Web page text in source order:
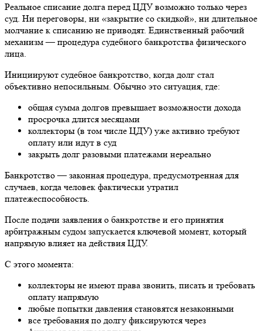
Реальное списание долга перед ЦДУ возможно только через
суд. Ни переговоры, ни «закрытие со скидкой», ни длительное
молчание к списанию не приводят. Единственный рабочий
механизм — процедура судебного банкротства физического
лица.
Инициируют судебное банкротство, когда долг стал
объективно непосильным. Обычно это ситуация, где:
общая сумма долгов превышает возможности дохода
просрочка длится месяцами
коллекторы (в том числе ЦДУ) уже активно требуют
оплату или идут в суд
закрыть долг разовыми платежами нереально
Банкротство — законная процедура, предусмотренная для
случаев, когда человек фактически утратил
платежеспособность.
После подачи заявления о банкротстве и его принятия
арбитражным судом запускается ключевой момент, который
напрямую влияет на действия ЦДУ.
С этого момента:
коллекторы не имеют права звонить, писать и требовать
оплату напрямую
любые попытки давления становятся незаконными
все требования по долгу фиксируются через